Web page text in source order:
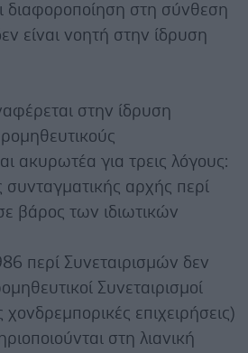
διαφοροποίηση στη σύνθεση
είναι νοητή στην ίδρυση
στην ίδρυση
ακυρωτέα για τρεις λόγους:
αρχής περί
βάρος των ιδιωτικών
περί Συνεταιρισμών δεν
Συνεταιρισμοί
επιχειρήσεις)
στη λιανική